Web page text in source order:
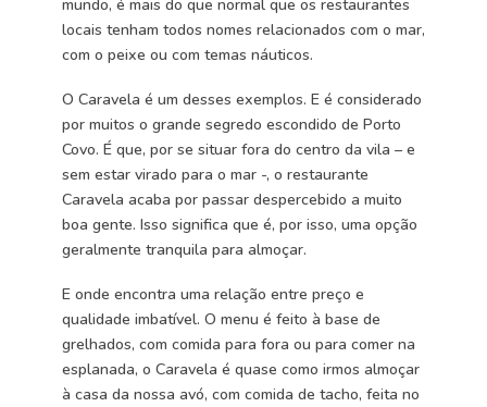
mundo, é mais do que normal que os restaurantes
locais tenham todos nomes relacionados com o mar,
com o peixe ou com temas náuticos.
O Caravela é um desses exemplos. E é considerado
por muitos o grande segredo escondido de Porto
Covo. É que, por se situar fora do centro da vila – e
sem estar virado para o mar -, o restaurante
Caravela acaba por passar despercebido a muito
boa gente. Isso significa que é, por isso, uma opção
geralmente tranquila para almoçar.
E onde encontra uma relação entre preço e
qualidade imbatível. O menu é feito à base de
grelhados, com comida para fora ou para comer na
esplanada, o Caravela é quase como irmos almoçar
à casa da nossa avó, com comida de tacho, feita no